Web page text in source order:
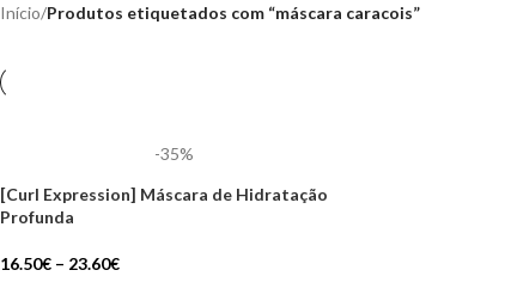
Início/Produtos etiquetados com “máscara caracois”
-35%
[Curl Expression] Máscara de Hidratação
Profunda
16.50€ – 23.60€